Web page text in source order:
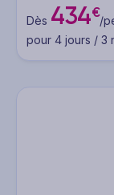
Dès 434€/
pour 4 jours / 3